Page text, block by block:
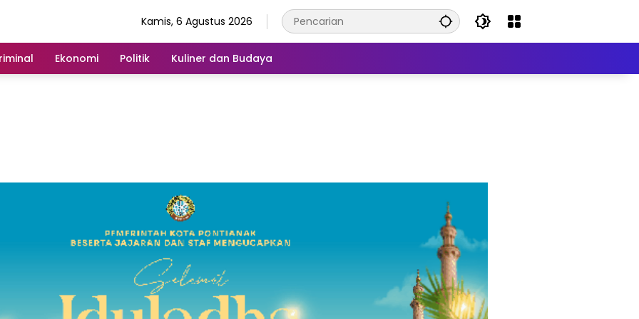
Kamis, 6 Agustus 2026
Ekonomi Politik Kuliner dan Budaya